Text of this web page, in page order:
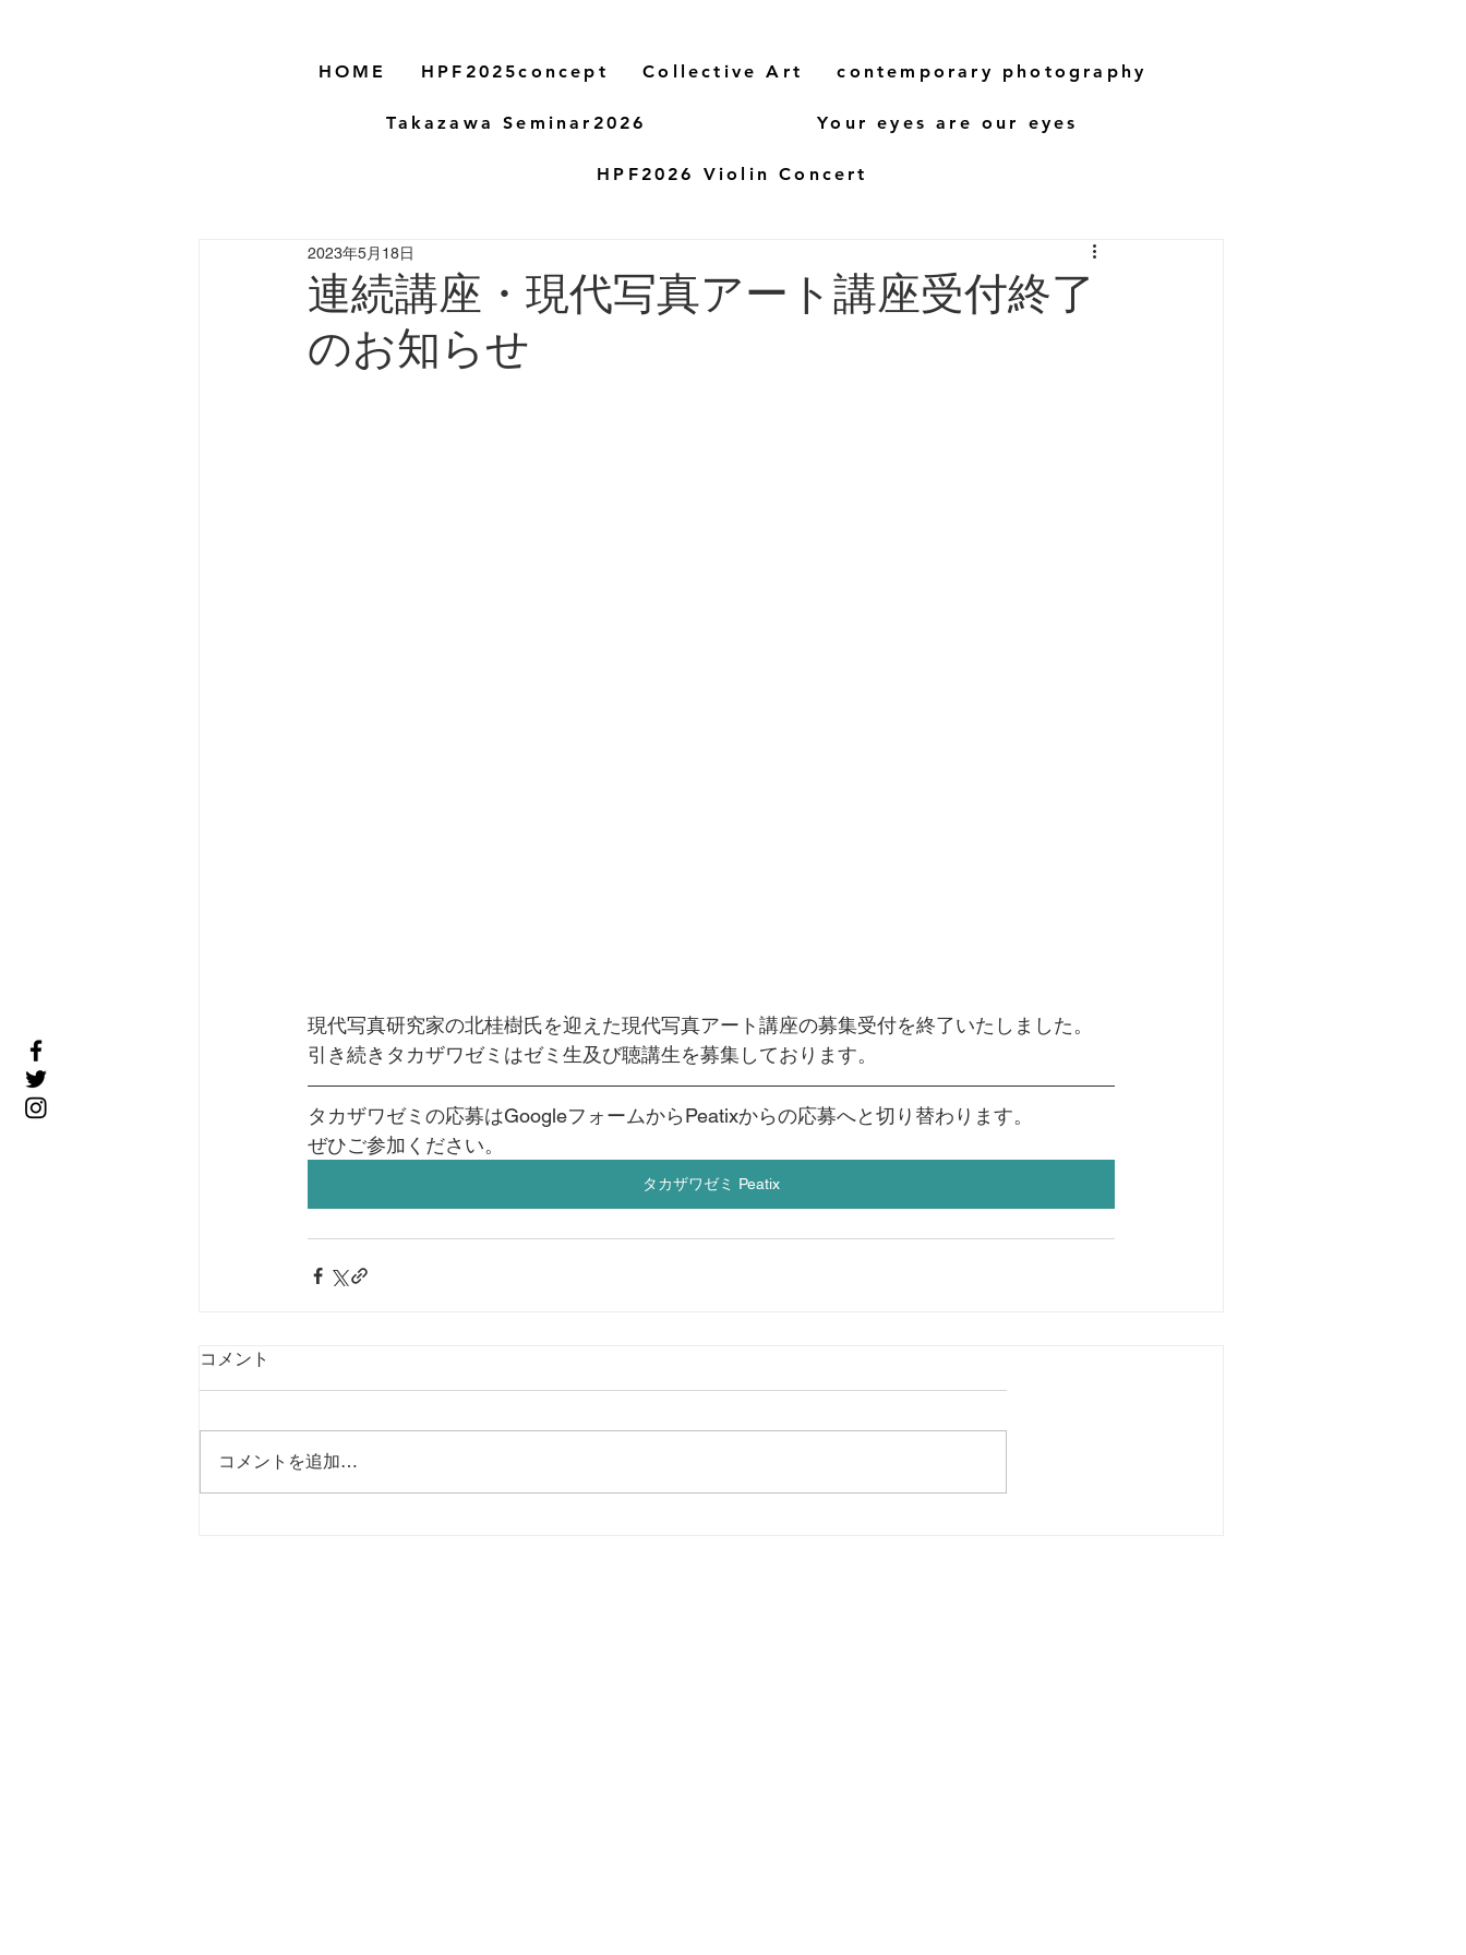
HOME HPF2025concept Collective Art contemporary photography
Takazawa Seminar2026 Your eyes are our eyes
HPF2026 Violin Concert
連続講座・現代写真アート講座受付終了
のお知らせ
2023年5月18日
現代写真研究家の北桂樹氏を迎えた現代写真アート講座の募集受付を終了いたしました。
引き続きタカザワゼミはゼミ生及び聴講生を募集しております。
タカザワゼミの応募はGoogleフォームからPeatixからの応募へと切り替わります。
ぜひご参加ください。
タカザワゼミ Peatix
コメント
コメントを追加…